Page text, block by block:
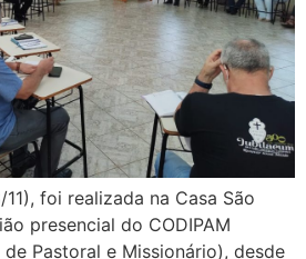
foi realizada na Casa São
presencial do CODIPAM
Pastoral e Missionário), desde